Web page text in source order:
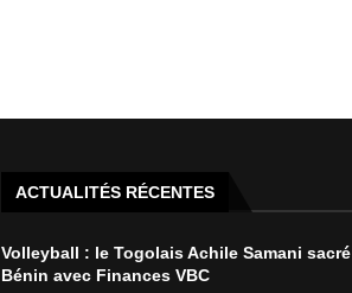
ACTUALITÉS RÉCENTES
Volleyball : le Togolais Achile Samani
Bénin avec Finances VBC